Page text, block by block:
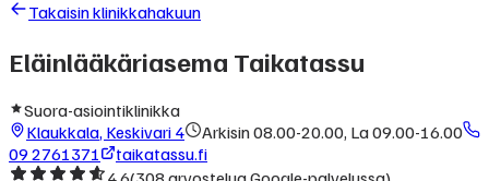
Takaisin klinikkahakuun
Eläinlääkäriasema Taikatassu
Suora-asiointiklinikka
Klaukkala, Keskivari 4
Arkisin 08.00-20.00, La 09.00-16.00
09 2761371
taikatassu.fi